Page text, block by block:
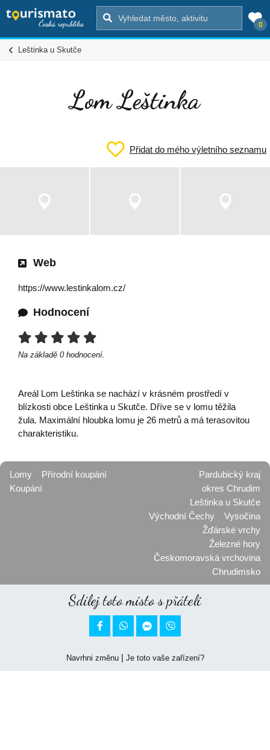
0
Leštinka u Skutče
Lom Leštinka
Přidat do mého výletního seznamu
Web
https://www.lestinkalom.cz/
Hodnocení
Na základě 0 hodnocení.
Areál Lom Leštinka se nachází v krásném prostředí v
blízkosti obce Leštinka u Skutče. Dříve se v lomu těžila
žula. Maximální hloubka lomu je 26 metrů a má terasovitou
charakteristiku.
Lomy
Přírodní koupání
Koupání
Pardubický kraj
okres Chrudim
Leštinka u Skutče
Východní Čechy
Vysočina
Žďárské vrchy
Železné hory
Českomoravská vrchovina
Chrudimsko
Sdílej toto místo s přáteli
 
Navrhni změnu| Je toto vaše zařízení?